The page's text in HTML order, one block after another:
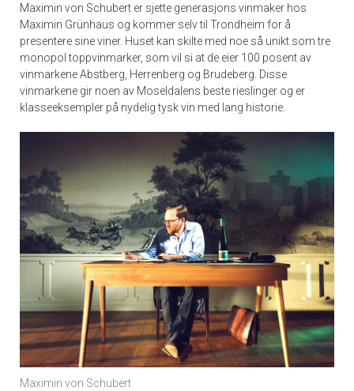
Maximin von Schubert er sjette generasjons vinmaker hos
Maximin Grünhaus og kommer selv til Trondheim for å
presentere sine viner. Huset kan skilte med noe så unikt som tre
monopol toppvinmarker, som vil si at de eier 100 posent av
vinmarkene Abstberg, Herrenberg og Brudeberg. Disse
vinmarkene gir noen av Moseldalens beste rieslinger og er
klasseeksempler på nydelig tysk vin med lang historie.
Maximin von Schubert